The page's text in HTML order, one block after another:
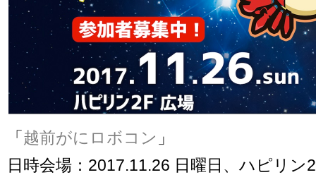
「越前がにロボコン 」
日時会場：2017.11.26 日曜日、ハピリン